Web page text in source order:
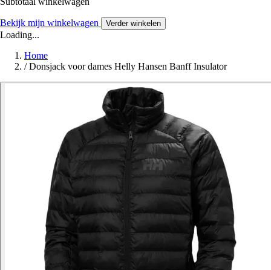
Bekijk mijn winkelwagen Verder winkelen
Loading...
Home
/ Donsjack voor dames Helly Hansen Banff Insulator